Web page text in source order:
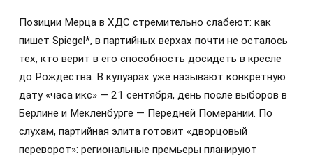
Позиции Мерца в ХДС стремительно слабеют: как
пишет Spiegel*, в партийных верхах почти не осталось
тех, кто верит в его способность досидеть в кресле
до Рождества. В кулуарах уже называют конкретную
дату «часа икс» — 21 сентября, день после выборов в
Берлине и Мекленбурге — Передней Померании. По
слухам, партийная элита готовит «дворцовый
переворот»: региональные премьеры планируют